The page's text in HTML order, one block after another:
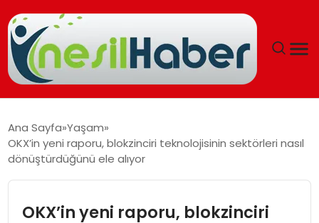
GÜNCEL
Ana Sayfa Yaşam
OKX’in yeni raporu, blokzinciri teknolojisinin sektörleri nasıl
dönüştürdüğünü ele alıyor
OKX’in yeni raporu, blokzinciri